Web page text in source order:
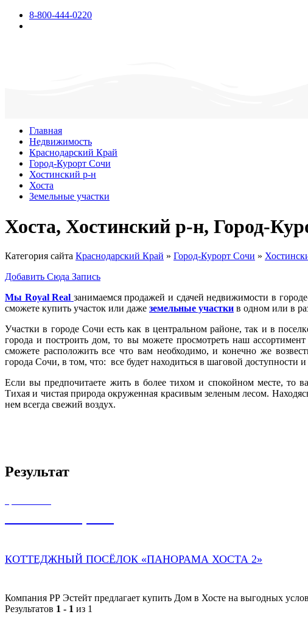
8-800-444-0220
Главная
Недвижимость
Краснодарский Край
Город-Курорт Сочи
Хостинский р-н
Хоста
Земельные участки
Хоста, Хостинский р-н, Город-
Категория сайта Краснодарский Край » Город-Курорт Сочи »
Добавить Сюда Запись
Мы Royal Real занимаемся продажей и сдачей недвижимости в
сможете купить участок или даже земельные участки в одном или в
Участки в городе Сочи есть как в центральном районе, так и в
города и построить дом, то вы можете просмотреть наш
сможете расположить все что вам необходимо, и конечно же
города Сочи, в том, что: все будет находиться в шаговой доступности
Если вы предпочитаете жить в более тихом и спокойном месте, то
Тихая и чистая природа окруженная красивым зеленым лесом.
нем всегда свежий воздух.
Результат
КОТТЕДЖНЫЙ ПОСЁЛОК «ПАНОРАМА ХОСТА 2»
Компания РР Эстейт предлагает купить Дом в Хосте на выгодных
Результатов 1 - 1 из 1